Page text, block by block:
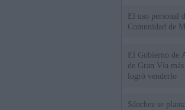
El uso personal
Comunidad de
El Gobierno de
de Gran Vía
logró venderlo
Sánchez se